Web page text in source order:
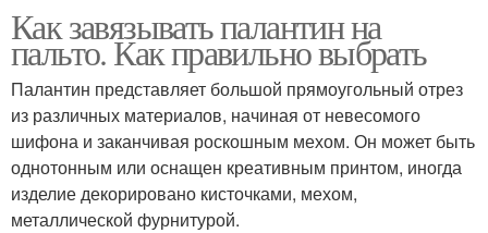
Как завязывать палантин на
пальто. Как правильно выбрать
Палантин представляет большой прямоугольный отрез
из различных материалов, начиная от невесомого
шифона и заканчивая роскошным мехом. Он может быть
однотонным или оснащен креативным принтом, иногда
изделие декорировано кисточками, мехом,
металлической фурнитурой.